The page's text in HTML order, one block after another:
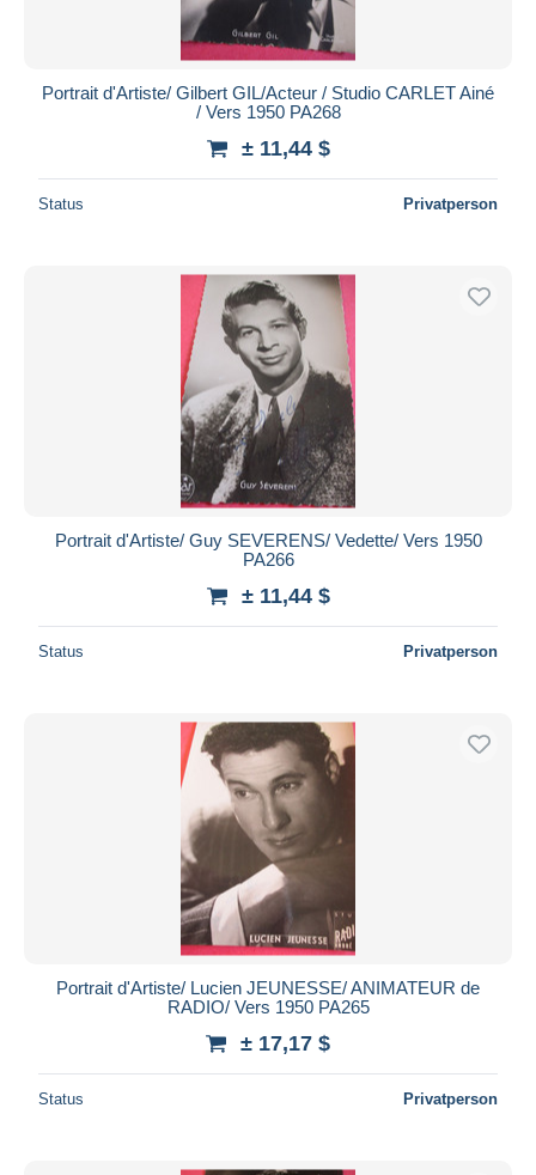
Portrait d'Artiste/ Gilbert GIL/Acteur / Studio CARLET Ainé
/ Vers 1950 PA268
± 11,44 $
Status Privatperson
Portrait d'Artiste/ Guy SEVERENS/ Vedette/ Vers 1950
PA266
± 11,44 $
Status Privatperson
Portrait d'Artiste/ Lucien JEUNESSE/ ANIMATEUR de
RADIO/ Vers 1950 PA265
± 17,17 $
Status Privatperson